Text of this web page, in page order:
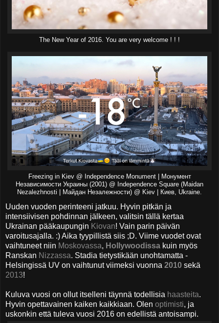
The New Year of 2016. You are very welcome ! ! !
Freezing in Kiev @ Independence Monument | Монумент
Независимости Украины (2001) @ Independence Square (Maidan
Nezalezhnosti | Майдан Незалежности) @ Kiev | Киев, Ukraine.
Uuden vuoden perinteeni jatkuu. Hyvin pitkän ja
intensiivisen pohdinnan jälkeen, valitsin tällä kertaa
Ukrainan pääkaupungin Kiovan! Vain parin päivän
varoitusajalla. :) Aika tyypillistä siis ;D. Viime vuodet ovat
vaihtuneet niin Moskovassa, Hollywoodissa kuin myös
Ranskan Nizzassa. Stadia tietystikään unohtamatta -
Helsingissä UV on vaihtunut viimeksi vuonna 2010 sekä
2013!
Kuluva vuosi on ollut itselleni täynnä todellisia haasteita.
Hyvin opettavainen kaiken kaikkiaan. Olen optimisti, ja
uskonkin että tuleva vuosi 2016 on edellistä antoisampi.